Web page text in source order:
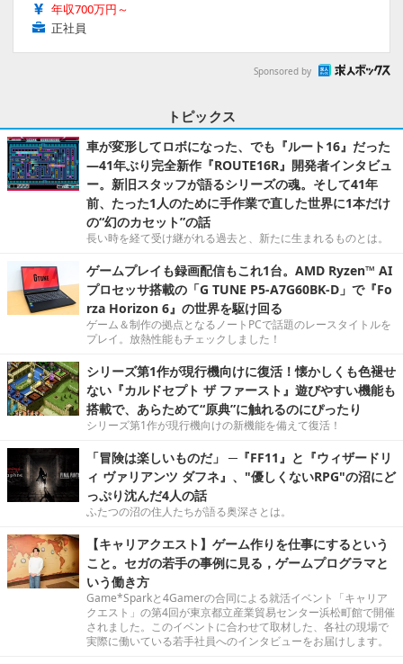
年収700万円～
正社員
Sponsored by
トピックス
車が変形してロボになった、でも『ルート16』だった
―41年ぶり完全新作『ROUTE16R』開発者インタビュ
ー。新旧スタッフが語るシリーズの魂。そして41年
前、たった1人のために手作業で直した世界に1本だけ
の“幻のカセット”の話
長い時を経て受け継がれる過去と、新たに生まれるものとは。
ゲームプレイも録画配信もこれ1台。AMD Ryzen™ AI
プロセッサ搭載の「G TUNE P5-A7G60BK-D」で『Fo
rza Horizon 6』の世界を駆け回る
ゲーム＆制作の拠点となるノートPCで話題のレースタイトルを
プレイ。放熱性能もチェックしました！
シリーズ第1作が現行機向けに復活！懐かしくも色褪せ
ない『カルドセプト ザ ファースト』遊びやすい機能も
搭載で、あらためて“原典”に触れるのにぴったり
シリーズ第1作が現行機向けの新機能を備えて復活！
「冒険は楽しいものだ」 ─『FF11』と『ウィザードリ
ィ ヴァリアンツ ダフネ』、"優しくないRPG"の沼にど
っぷり沈んだ4人の話
ふたつの沼の住人たちが語る奥深さとは。
【キャリアクエスト】ゲーム作りを仕事にするという
こと。セガの若手の事例に見る，ゲームプログラマと
いう働き方
Game*Sparkと4Gamerの合同による就活イベント「キャリア
クエスト」の第4回が東京都立産業貿易センター浜松町館で開催
されました。このイベントに合わせて取材した、各社の現場で
実際に働いている若手社員へのインタビューをお届けします。